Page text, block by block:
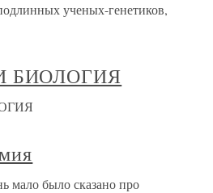
ученых-генетиков,
БИОЛОГИЯ
мало было сказано про